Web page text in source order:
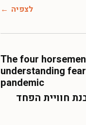
לצפיה
The four
understanding
pandemic
חוויית הפחד